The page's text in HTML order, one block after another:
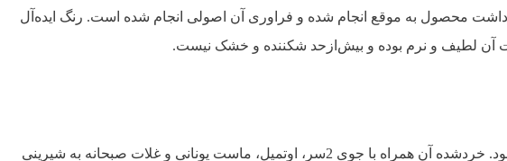
محصول به موقع انجام شده و فراوری آن اصولی انجام شده است. رنگ ایده‌آل
آن لطیف و نرم بوده و بیش‌ازحد شکننده و خشک نیست.
از انجیر به‌عنوان میان‌وعده در ساعات پایانی روز جهت تامین انرژی پایدار جایگزین قند همراه با قهوه و چای استفاده می‌شود. خردشده آن همراه با جوی 2سر، اوتمیل، ماست یونانی و غلات صبحانه به شیرینی